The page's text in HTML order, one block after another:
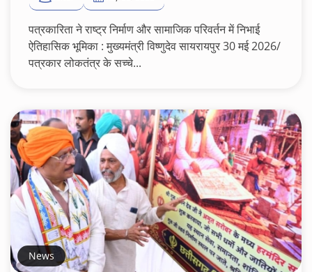
पत्रकारिता ने राष्ट्र निर्माण और सामाजिक परिवर्तन में निभाई
ऐतिहासिक भूमिका : मुख्यमंत्री विष्णुदेव सायरायपुर 30 मई 2026/
पत्रकार लोकतंत्र के सच्चे...
News